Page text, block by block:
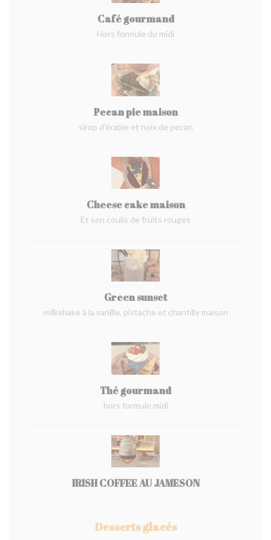
Café gourmand
Hors formule du midi
Pecan pie maison
sirop d'érable et noix de pecan
Cheese cake maison
Et son coulis de fruits rouges
Green sunset
milkshake à la vanille, pistache et chantilly maison
Thé gourmand
hors formule midi
IRISH COFFEE AU JAMESON
Desserts glacés